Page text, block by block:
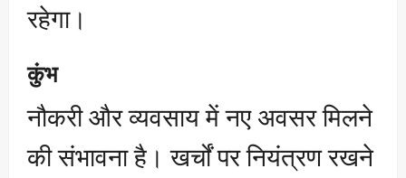
रहेगा।
कुंभ
नौकरी और व्यवसाय में नए अवसर मिलने
की संभावना है। खर्चों पर नियंत्रण रखने